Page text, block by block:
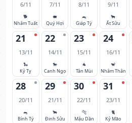
6/11
🐕
Nhâm Tuất
7/11
🐖
Quý Hợi
8/11
🐀
Giáp Tý
9/11
🐂
Ất Sửu
21
13/11
🐍
Kỷ Tỵ
22
14/11
🐎
Canh Ngọ
23
15/11
🐐
Tân Mùi
24
16/11
🐒
Nhâm Thân
28
20/11
🐀
Bính Tý
29
21/11
🐂
Đinh Sửu
30
22/11
🐅
Mậu Dần
31
23/11
🐈
Kỷ Mão